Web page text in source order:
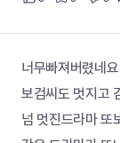
너무빠져버렸네요
보검씨도 멋지고
넘 멋진드라마 또